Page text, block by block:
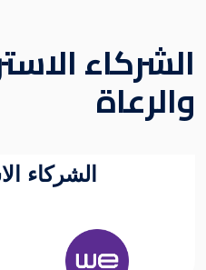
الشركاء
والرعاة
الشركاء